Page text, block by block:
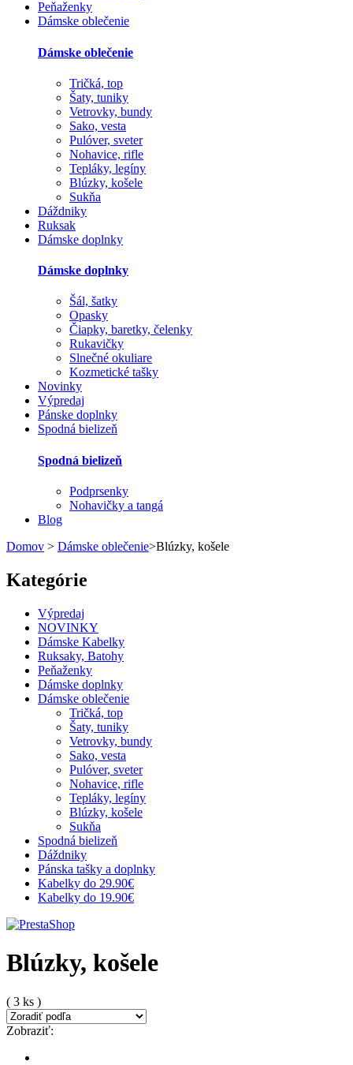
Peňaženky
Dámske oblečenie
Dámske oblečenie
Tričká, top
Šaty, tuniky
Vetrovky, bundy
Sako, vesta
Pulóver, sveter
Nohavice, rifle
Tepláky, legíny
Blúzky, košele
Sukňa
Dáždniky
Ruksak
Dámske doplnky
Dámske doplnky
Šál, šatky
Opasky
Čiapky, baretky, čelenky
Rukavičky
Slnečné okuliare
Kozmetické tašky
Novinky
Výpredaj
Pánske doplnky
Spodná bielizeň
Spodná bielizeň
Podprsenky
Nohavičky a tangá
Blog
Domov > Dámske oblečenie>Blúzky, košele
Kategórie
Výpredaj
NOVINKY
Dámske Kabelky
Ruksaky, Batohy
Peňaženky
Dámske doplnky
Dámske oblečenie
Tričká, top
Šaty, tuniky
Vetrovky, bundy
Sako, vesta
Pulóver, sveter
Nohavice, rifle
Tepláky, legíny
Blúzky, košele
Sukňa
Spodná bielizeň
Dáždniky
Pánska tašky a doplnky
Kabelky do 29.90€
Kabelky do 19.90€
Blúzky, košele
( 3 ks )
Zobraziť: